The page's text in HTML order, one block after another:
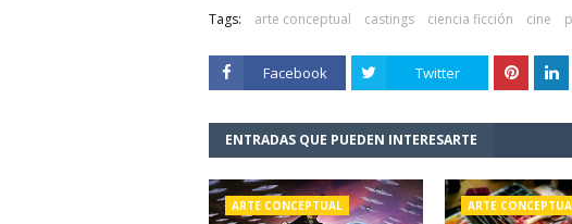
Tags: arte conceptual castings ciencia ficción cine
Facebook Twitter
ENTRADAS QUE PUEDEN INTERESARTE
ARTE CONCEPTUAL ARTE